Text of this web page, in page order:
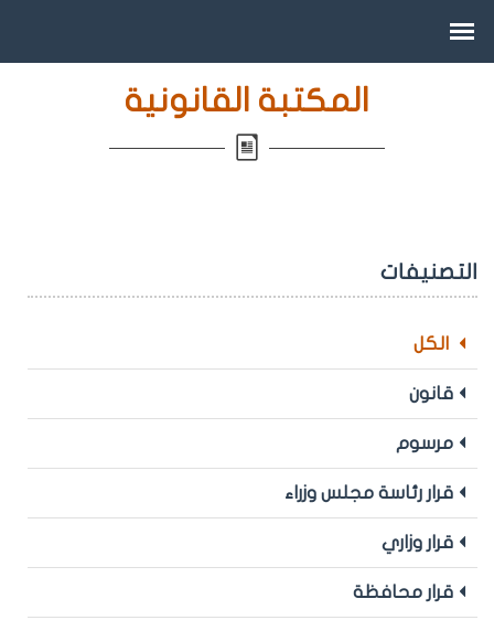
المكتبة القانونية
التصنيفات
الكل
قانون
مرسوم
قرار رئاسة مجلس وزراء
قرار وزاري
قرار محافظة